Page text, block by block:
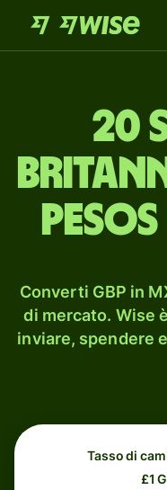
20
pesos
Converti GBP in
di mercato. Wise
inviare, spendere
Tasso di
£1